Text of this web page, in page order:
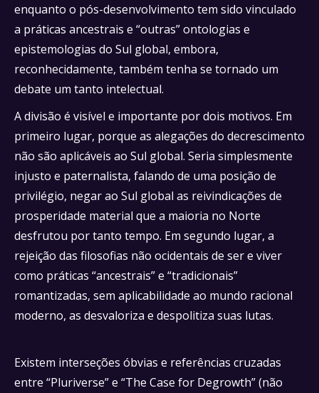
enquanto o pós-desenvolvimento tem sido vinculado
a práticas ancestrais e “outras” ontologias e
epistemologias do Sul global, embora,
reconhecidamente, também tenha se tornado um
debate um tanto intelectual.
A divisão é visível e importante por dois motivos. Em
primeiro lugar, porque as alegações do decrescimento
não são aplicáveis ​​ao Sul global. Seria simplesmente
injusto e paternalista, falando de uma posição de
privilégio, negar ao Sul global as reivindicações de
prosperidade material que a maioria no Norte
desfrutou por tanto tempo. Em segundo lugar, a
rejeição das filosofias não ocidentais de ser e viver
como práticas “ancestrais” e “tradicionais”
romantizadas, sem aplicabilidade ao mundo racional
moderno, as desvaloriza e despolitiza suas lutas.
Existem interseções óbvias e referências cruzadas
entre “Pluriverse” e “The Case for Degrowth” (não